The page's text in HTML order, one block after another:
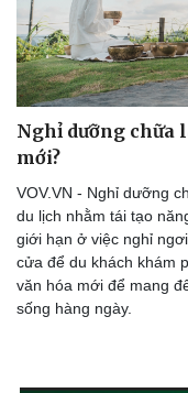
Sức khỏe
Dinh dưỡng - món
Cây thuốc
Sản phụ khoa
Nhi khoa
Nam khoa
Phòng mạch online
Ăn sạch sống khỏe
Nghỉ dưỡng chữa
mới?
VOV.VN - Nghỉ dưỡng
du lịch nhằm tái tạo
giới hạn ở việc nghỉ
cửa để du khách khám
văn hóa mới để mang
sống hàng ngày.